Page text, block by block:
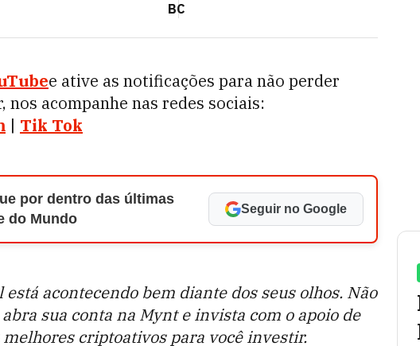
BC
e ative as notificações para não perder
acompanhe nas redes sociais:
| Tik Tok
por dentro das últimas
do Mundo
Seguir no Google
acontecendo bem diante dos seus olhos. Não
sua conta na Mynt e invista com o apoio de
criptoativos para você investir.